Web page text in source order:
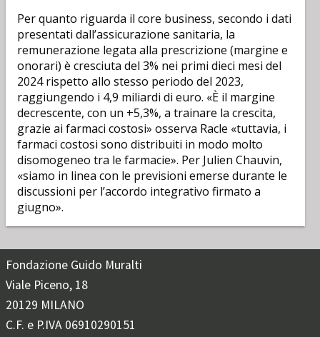
Per quanto riguarda il core business, secondo i dati
presentati dall’assicurazione sanitaria, la
remunerazione legata alla prescrizione (margine e
onorari) è cresciuta del 3% nei primi dieci mesi del
2024 rispetto allo stesso periodo del 2023,
raggiungendo i 4,9 miliardi di euro. «È il margine
decrescente, con un +5,3%, a trainare la crescita,
grazie ai farmaci costosi» osserva Racle «tuttavia, i
farmaci costosi sono distribuiti in modo molto
disomogeneo tra le farmacie». Per Julien Chauvin,
«siamo in linea con le previsioni emerse durante le
discussioni per l’accordo integrativo firmato a
giugno».
Fondazione Guido Muralti
Viale Piceno, 18
20129 MILANO
C.F. e P.IVA 06910290151